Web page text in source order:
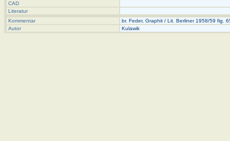
CAD
Literatur
Kommentar
br. Feder, Graphit / Lit. Berliner 1958/59 fig.
Autor
Kulawik